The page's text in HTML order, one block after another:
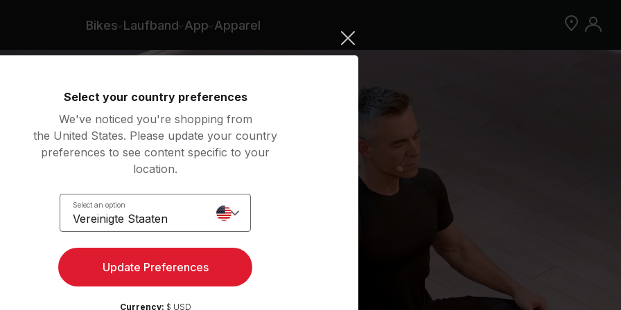
Bikes Laufband App Apparel
Jetzt Peloton App kostenlos testen
Bedingungen gelten.¹
Select your country preferences
We've noticed you're shopping from
the United States. Please update your country
preferences to see content specific to your
location.
Select an option
Vereinigte Staaten
Update Preferences
Currency: $ USD